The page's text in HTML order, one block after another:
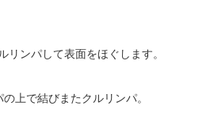
リンパして表面をほぐします。
上で結びまたクルリンパ。